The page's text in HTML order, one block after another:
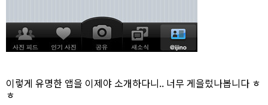
이렇게 유명한 앱을 이제야 소개하다니.. 너무 게을렀나봅니다 ㅎ
ㅎ